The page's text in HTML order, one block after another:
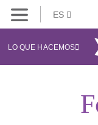
ES
LO QUE HACEMOS